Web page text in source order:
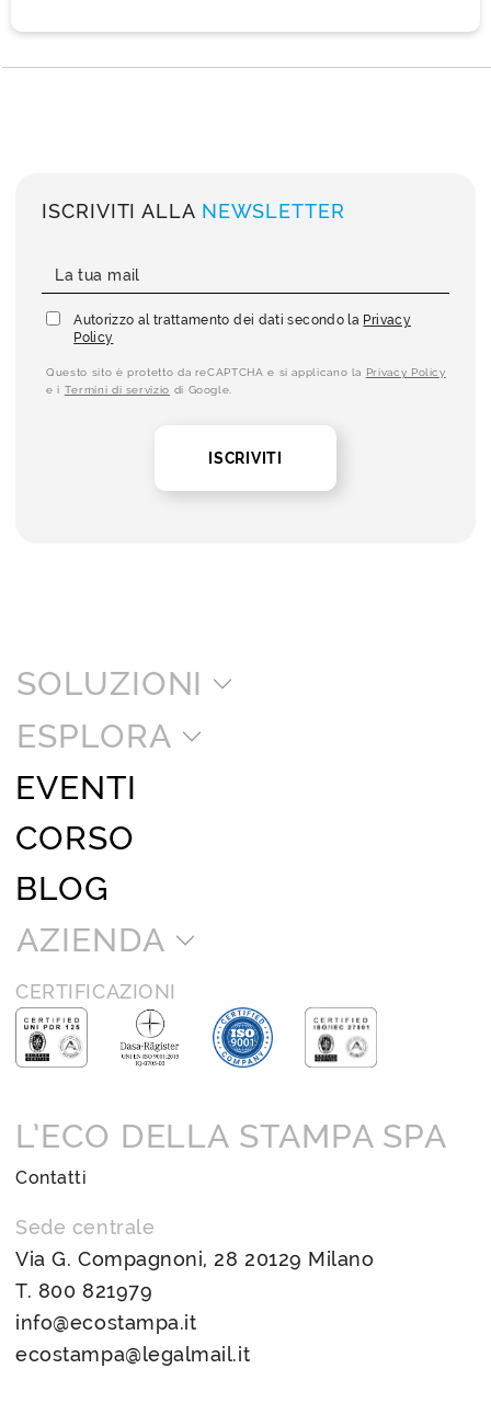
ISCRIVITI ALLA NEWSLETTER
Autorizzo al trattamento dei dati secondo la Privacy
Policy
Questo sito è protetto da reCAPTCHA e si applicano la Privacy Policy
e i Termini di servizio di Google.
ISCRIVITI
SOLUZIONI
ESPLORA
EVENTI
CORSO
BLOG
AZIENDA
CERTIFICAZIONI
L’ECO DELLA STAMPA SPA
Contatti
Sede centrale
Via G. Compagnoni, 28 20129 Milano
T. 800 821979
info@ecostampa.it
ecostampa@legalmail.it